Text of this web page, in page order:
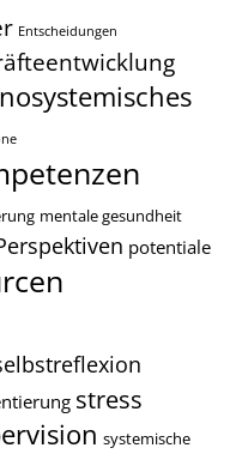
Entscheidungen
mentale gesundheit
potentiale
stress
systemische